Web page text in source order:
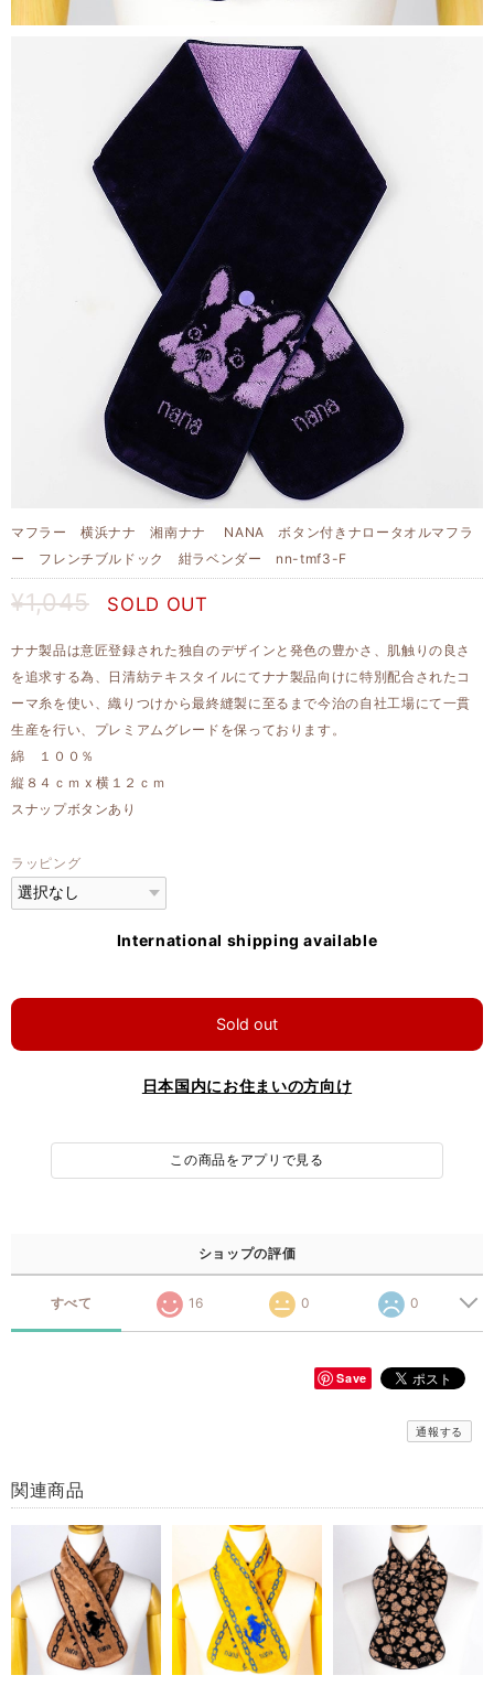
マフラー 横浜ナナ 湘南ナナ NANA ボタン付きナロータオルマフラ
ー フレンチブルドック 紺ラベンダー nn-tmf3-F
¥1,045 SOLD OUT
ナナ製品は意匠登録された独自のデザインと発色の豊かさ、肌触りの良さ
を追求する為、日清紡テキスタイルにてナナ製品向けに特別配合されたコ
ーマ糸を使い、織りつけから最終縫製に至るまで今治の自社工場にて一貫
生産を行い、プレミアムグレードを保っております。
綿 １００％
縦８４ｃｍ x 横１２ｃｍ
スナップボタンあり
ラッピング
International shipping available
Sold out
日本国内にお住まいの方向け
この商品をアプリで見る
ショップの評価
すべて 16 0 0
Save
通報する
関連商品